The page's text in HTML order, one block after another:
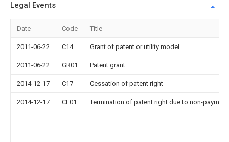
Legal Events
Date Code Title
2011-06-22 C14 Grant of patent or utility model
2011-06-22 GR01 Patent grant
2014-12-17 C17 Cessation of patent right
2014-12-17 CF01 Termination of patent right due to non-